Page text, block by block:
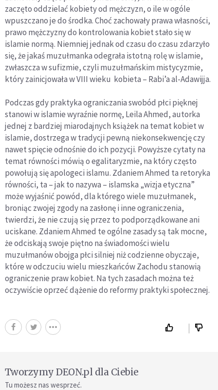
zaczęto oddzielać kobiety od mężczyzn, o ile w ogóle
wpuszczano je do środka. Choć zachowały prawa własności,
prawo mężczyzny do kontrolowania kobiet stało się w
islamie normą. Niemniej jednak od czasu do czasu zdarzyło
się, że jakaś muzułmanka odegrała istotną rolę w islamie,
zwłaszcza w sufizmie, czyli muzułmańskim mistycyzmie,
który zainicjowała w VIII wieku kobieta – Rabi’a al-Adawijja.
Podczas gdy praktyka ograniczania swobód płci pięknej
stanowi w islamie wyraźnie normę, Leila Ahmed, autorka
jednej z bardziej miarodajnych książek na temat kobiet w
islamie, dostrzega w tradycji pewną niekonsekwencję czy
nawet spięcie odnośnie do ich pozycji. Powyższe cytaty na
temat równości mówią o egalitaryzmie, na który często
powołują się apologeci islamu. Zdaniem Ahmed ta retoryka
równości, ta – jak to nazywa – islamska „wizja etyczna”
może wyjaśnić powód, dla którego wiele muzułmanek,
broniąc zwojej zgody na zasłonę i inne ograniczenia,
twierdzi, że nie czują się przez to podporządkowane ani
uciskane. Zdaniem Ahmed te ogólne zasady są tak mocne,
że odciskają swoje piętno na świadomości wielu
muzułmanów obojga płci silniej niż codzienne obyczaje,
które w odczuciu wielu mieszkańców Zachodu stanowią
ograniczenie praw kobiet. Na tych zasadach można też
oczywiście oprzeć dążenie do reformy praktyki społecznej.
Tworzymy DEON.pl dla Ciebie
Tu możesz nas wesprzeć.